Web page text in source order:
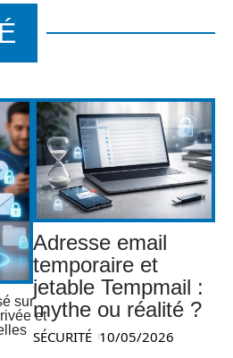
sur
et
Adresse email
temporaire et
jetable Tempmail :
mythe ou réalité ?
SÉCURITÉ 10/05/2026